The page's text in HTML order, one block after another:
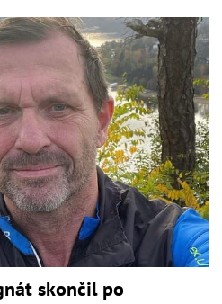
skončil po